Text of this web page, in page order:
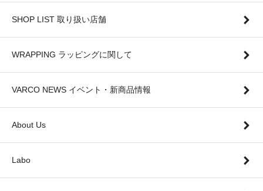
SHOP LIST 取り扱い店舗
WRAPPING ラッピングに関して
VARCO NEWS イベント・新商品情報
About Us
Labo